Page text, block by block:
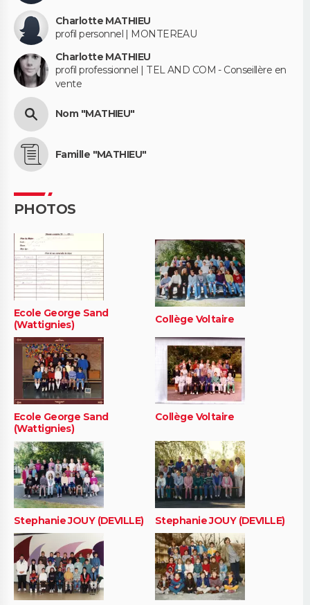
Charlotte MATHIEU
profil personnel | MONTEREAU
Charlotte MATHIEU
profil professionnel | TEL AND COM - Conseillère en
vente
Nom "MATHIEU"
Famille "MATHIEU"
PHOTOS
Ecole George Sand
(Wattignies)
Collège Voltaire
Ecole George Sand
(Wattignies)
Collège Voltaire
Stephanie JOUY (DEVILLE) Stephanie JOUY (DEVILLE)